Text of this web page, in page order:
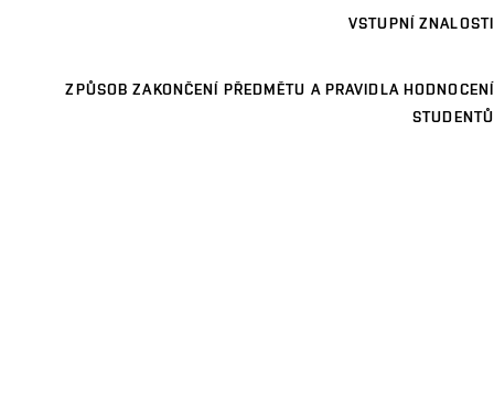
VSTUPNÍ ZNALOSTI
ZPŮSOB ZAKONČENÍ PŘEDMĚTU A PRAVIDLA HODNOCENÍ
STUDENTŮ